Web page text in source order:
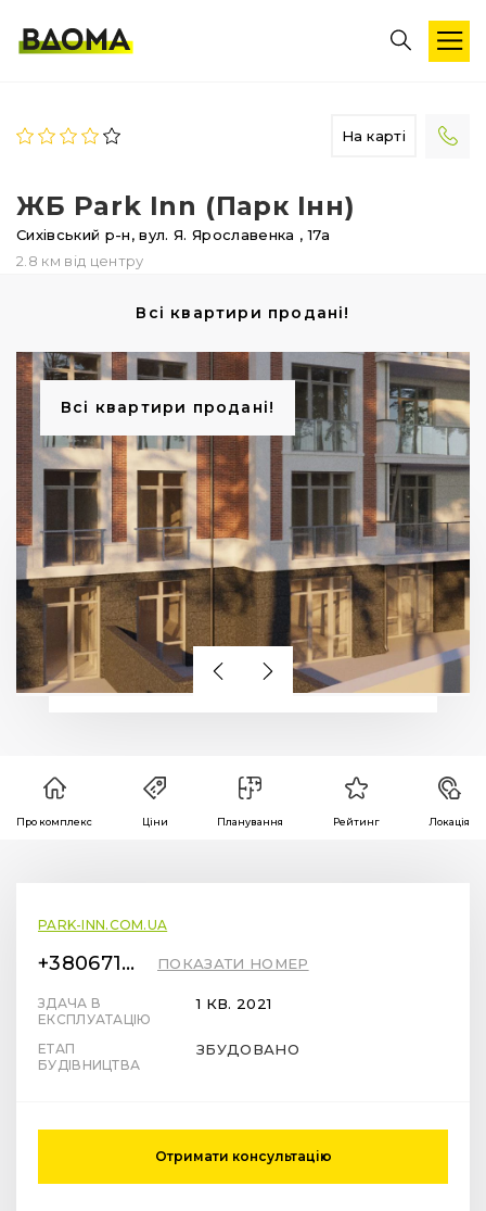
На карті
ЖБ Park Inn (Парк Інн)
Сихівський р-н,вул. Я. Ярославенка , 17а
2.8 км від центру
Всі квартири продані!
Всі квартири продані!
Про комплекс Ціни Планування Рейтинг Локація
PARK-INN.COM.UA
+380671001663 ПОКАЗАТИ НОМЕР
ЗДАЧА В
ЕКСПЛУАТАЦІЮ
1 КВ. 2021
ЕТАП
БУДІВНИЦТВА
ЗБУДОВАНО
Отримати консультацію